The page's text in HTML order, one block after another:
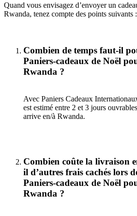
Quand vous envisagez d’envoyer un
Rwanda, tenez compte des points suivants :
Combien de temps faut-il
Paniers-cadeaux de Noël
Rwanda ?
Avec Paniers Cadeaux
est estimé entre 2 et 3 jours
arrive en/à Rwanda.
Combien coûte la livraison
il d’autres frais cachés lors
Paniers-cadeaux de Noël
Rwanda ?